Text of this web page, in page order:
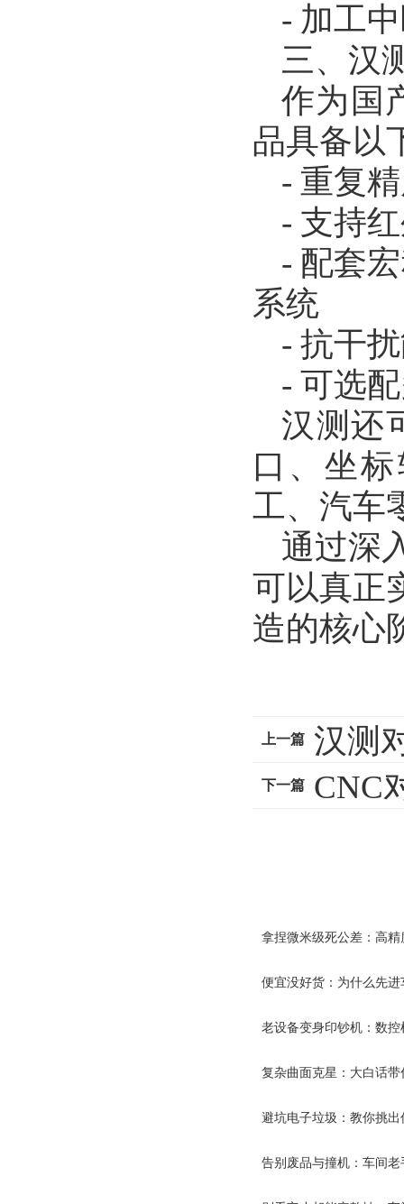
- 加工
三、汉
作为国
品具备以
- 重复
- 支持
- 配套
系统
- 抗干
- 可选
汉测还
口、坐
工、汽车
通过深
可以真正
造的核心
上一篇 汉测
下一篇
CNC
拿捏微米级死公差：高
便宜没好货：为什么先
老设备变身印钞机：数
复杂曲面克星：大白话
避坑电子垃圾：教你挑
告别废品与撞机：车间